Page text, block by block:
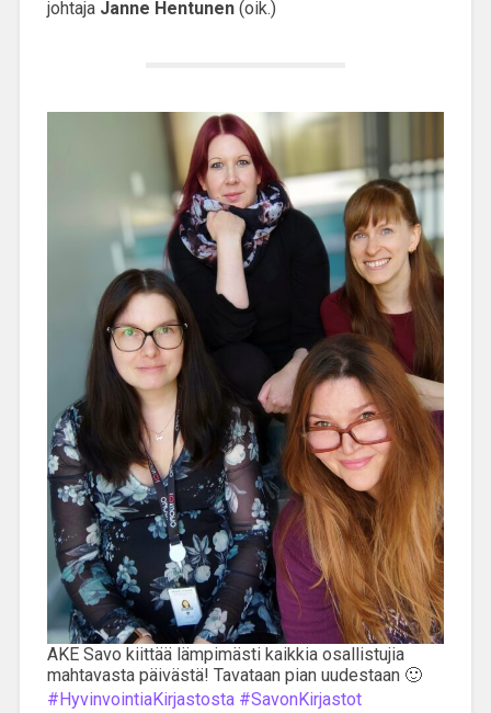
johtaja Janne Hentunen (oik.)
AKE Savo kiittää lämpimästi kaikkia osallistujia
mahtavasta päivästä! Tavataan pian uudestaan 🙂
#HyvinvointiaKirjastosta #SavonKirjastot